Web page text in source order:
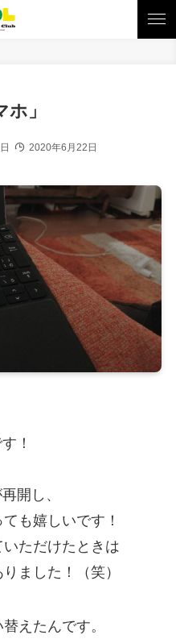
」
2020年6月22日
！
開し、
も嬉しいです！
ただけたときは
ました！（笑）
えたんです。